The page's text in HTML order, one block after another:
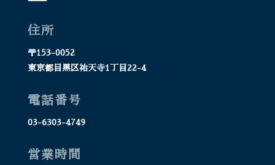
住所
〒153-0052
東京都目黒区祐天寺1丁目22-4
電話番号
03-6303-4749
営業時間